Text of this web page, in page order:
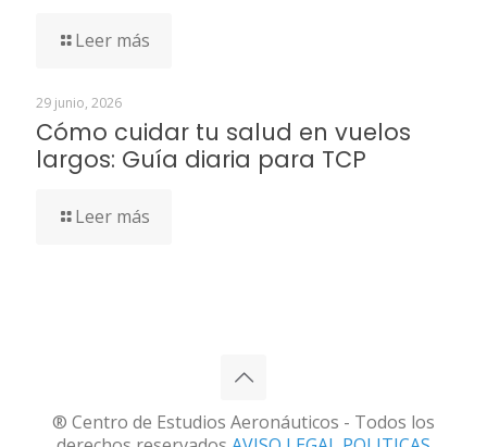
Leer más
29 junio, 2026
Cómo cuidar tu salud en vuelos
largos: Guía diaria para TCP
Leer más
® Centro de Estudios Aeronáuticos - Todos los